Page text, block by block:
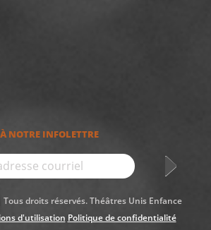
NOTRE INFOLETTRE
droits réservés. Théâtres Unis Enfance
d'utilisation Politique de confidentialité